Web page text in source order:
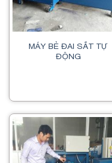
MÁY BẺ ĐAI SẮT TỰ
ĐỘNG